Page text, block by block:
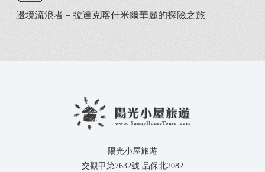
邊境流浪者－拉達克喀什米爾華麗的探險之旅
陽光小屋旅遊
交觀甲第7632號 品保北2082